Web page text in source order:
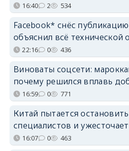
16:40 2 534
Facebook* снёс
объяснил всё технической
22:16 0 436
Виноваты соцсети:
почему решился вплавь
16:59 0 771
Китай пытается
специалистов и
16:07 0 463